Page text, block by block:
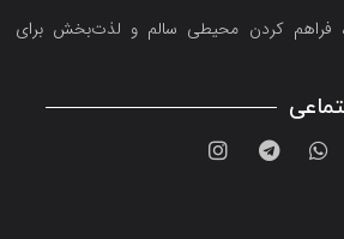
فراهم کردن محیطی سالم و لذت‌بخش برای